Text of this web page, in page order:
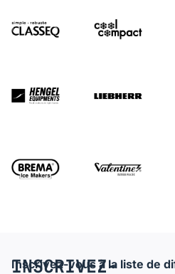
INSCRIVEZ-
Inscrivez-vous à la liste de